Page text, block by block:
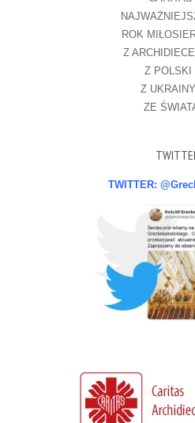
ROK
Z
Z POLSKI
Z UKRAINY
ZE
TWITTER: